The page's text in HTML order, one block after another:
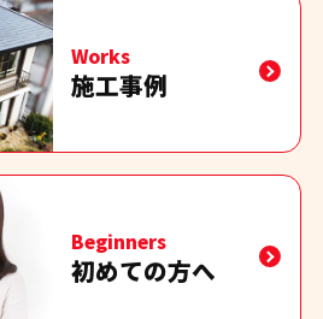
Works
施工事例
Beginners
初めての方へ